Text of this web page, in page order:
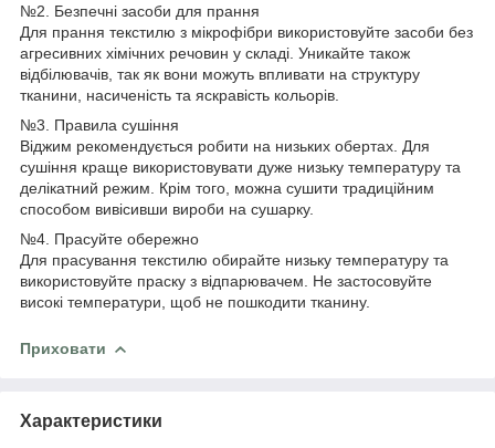
№2. Безпечні засоби для прання
Для прання текстилю з мікрофібри використовуйте засоби без
агресивних хімічних речовин у складі. Уникайте також
відбілювачів, так як вони можуть впливати на структуру
тканини, насиченість та яскравість кольорів.
№3. Правила сушіння
Віджим рекомендується робити на низьких обертах. Для
сушіння краще використовувати дуже низьку температуру та
делікатний режим. Крім того, можна сушити традиційним
способом вивісивши вироби на сушарку.
№4. Прасуйте обережно
Для прасування текстилю обирайте низьку температуру та
використовуйте праску з відпарювачем. Не застосовуйте
високі температури, щоб не пошкодити тканину.
Приховати
Характеристики